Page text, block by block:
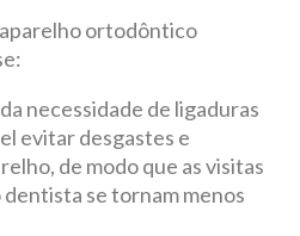
ortodôntico
necessidade de ligaduras
evitar desgastes e
de modo que as visitas
se tornam menos